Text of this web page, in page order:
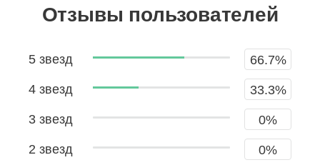
Отзывы пользователей
5 звезд 66.7%
4 звезд 33.3%
3 звезд 0%
2 звезд 0%